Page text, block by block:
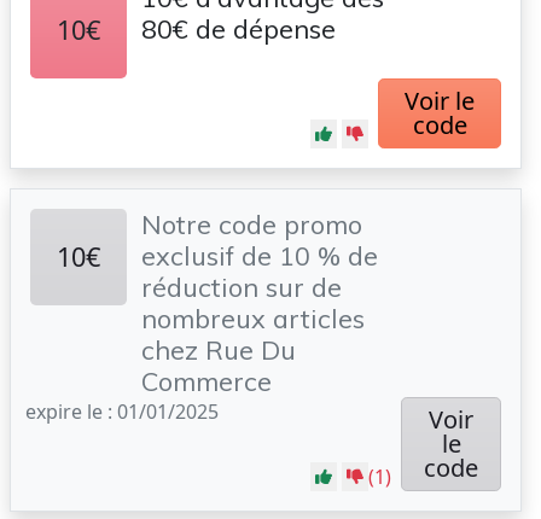
10€
80€ de dépense
Voir le
code
10€
Notre code promo
exclusif de 10 % de
réduction sur de
nombreux articles
chez Rue Du
Commerce
expire le : 01/01/2025
(1)
Voir
le
code